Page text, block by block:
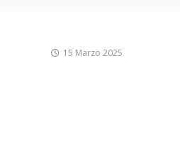
veicolo?
15 Marzo 2025